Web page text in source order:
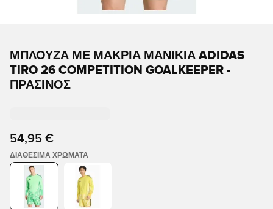
ΜΠΛΟΎΖΑ ΜΕ ΜΑΚΡΙΆ ΜΑΝΊΚΙΑ ADIDAS
TIRO 26 COMPETITION GOALKEEPER -
ΠΡΆΣΙΝΟΣ
54,95 €
ΔΙΑΘΈΣΙΜΑ ΧΡΏΜΑΤΑ